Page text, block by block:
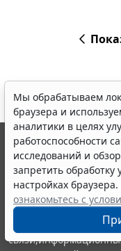
Мы обрабатываем
браузера и
аналитики в целях
работоспособности
исследований и
запретить
настройках
ознакомьтесь с
© ООО "НПП "ГАРАНТ-
выпускается с 1990
являются
информации ГАРАНТ.
Портал ГАРАНТ.РУ
издания